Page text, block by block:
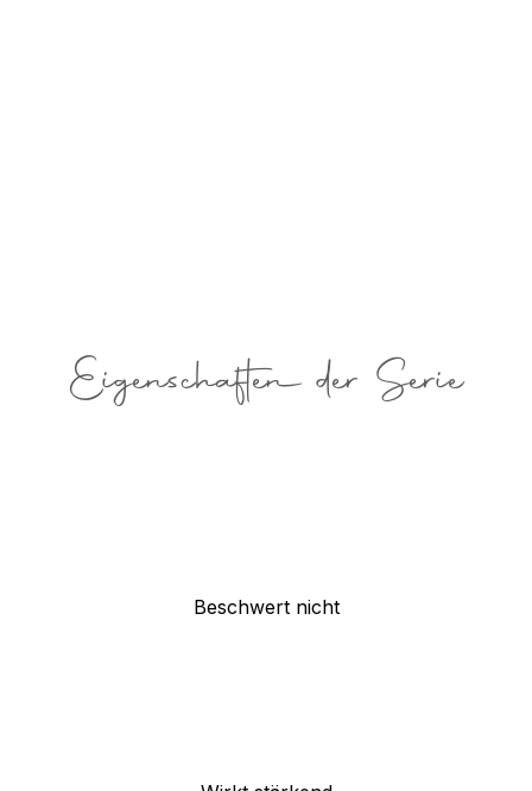
Eigenschaften der Serie
Beschwert nicht